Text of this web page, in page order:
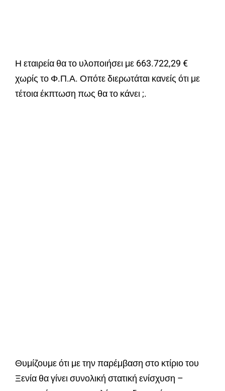
Η εταιρεία θα το υλοποιήσει με 663.722,29 €
χωρίς το Φ.Π.Α. Οπότε διερωτάται κανείς ότι με
τέτοια έκπτωση πως θα το κάνει ;.
Θυμίζουμε ότι με την παρέμβαση στο κτίριο του
Ξενία θα γίνει συνολική στατική ενίσχυση –